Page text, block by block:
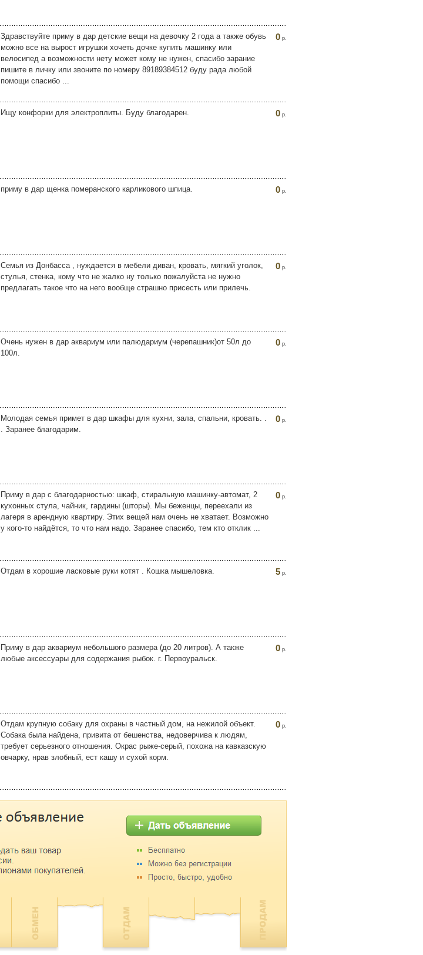
Здравствуйте приму в дар детские вещи на девочку 2 года а также обувь
можно все на вырост игрушки хочеть дочке купить машинку или
велосипед а возможности нету может кому не нужен, спасибо зарание
пишите в личку или звоните по номеру 89189384512 буду рада любой
помощи спасибо ...
0 р.
Ищу конфорки для электроплиты. Буду благодарен. 0 р.
приму в дар щенка померанского карликового шпица. 0 р.
Семья из Донбасса , нуждается в мебели диван, кровать, мягкий уголок,
стулья, стенка, кому что не жалко ну только пожалуйста не нужно
предлагать такое что на него вообще страшно присесть или прилечь.
0 р.
Очень нужен в дар аквариум или палюдариум (черепашник)от 50л до
100л.
0 р.
Молодая семья примет в дар шкафы для кухни, зала, спальни, кровать. .
. Заранее благодарим.
0 р.
Приму в дар с благодарностью: шкаф, стиральную машинку-автомат, 2
кухонных стула, чайник, гардины (шторы). Мы беженцы, переехали из
лагеря в арендную квартиру. Этих вещей нам очень не хватает. Возможно
у кого-то найдётся, то что нам надо. Заранее спасибо, тем кто отклик ...
0 р.
Отдам в хорошие ласковые руки котят . Кошка мышеловка. 5 р.
Приму в дар аквариум небольшого размера (до 20 литров). А также
любые аксессуары для содержания рыбок. г. Первоуральск.
0 р.
Отдам крупную собаку для охраны в частный дом, на нежилой объект.
Собака была найдена, привита от бешенства, недоверчива к людям,
требует серьезного отношения. Окрас рыже-серый, похожа на кавказскую
овчарку, нрав злобный, ест кашу и сухой корм.
0 р.